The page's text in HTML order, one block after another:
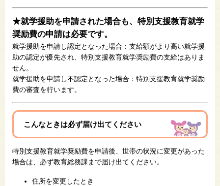
★就学援助を申請された場合も、特別支援教育就学
奨励費の申請は必要です。
就学援助を申請し認定となった場合：支給額がより高い就学援
助の認定が優先され、特別支援教育就学奨励費の支給はありま
せん。
就学援助を申請し不認定となった場合：特別支援教育就学奨励
費の審査を行います。
こんなときは必ず届け出てください
特別支援教育就学奨励費を申請後、世帯の状況に変更があった
場合は、必ず教育総務課まで届け出てください。
住所を変更したとき